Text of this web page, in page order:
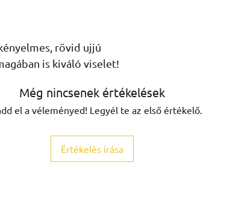
rövid ujjú
is kiváló viselet!
Még nincsenek értékelések
el a véleményed! Legyél te az első értékelő.
Értékelés írása